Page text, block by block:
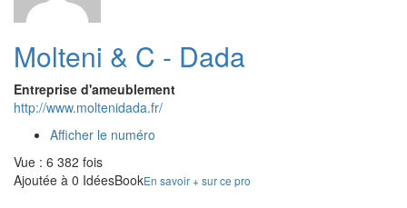
Molteni & C - Dada
Entreprise d'ameublement
http://www.moltenidada.fr/
Afficher le numéro
Vue : 6 382 fois
Ajoutée à 0 IdéesBookEn savoir + sur ce pro